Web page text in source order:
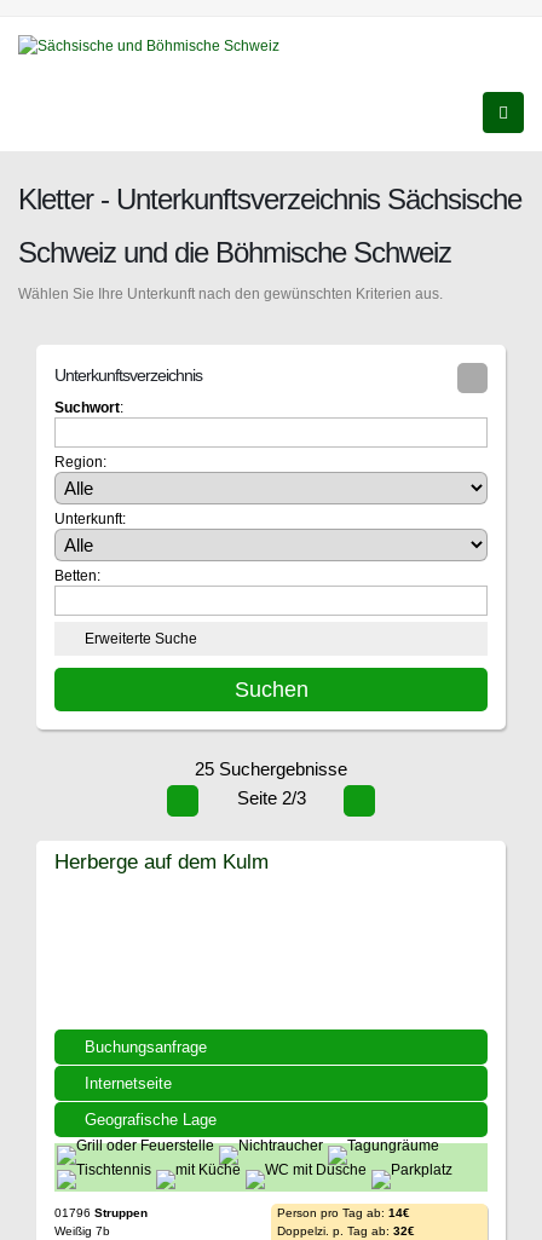
Kletter - Unterkunftsverzeichnis Sächsische
Schweiz und die Böhmische Schweiz
Wählen Sie Ihre Unterkunft nach den gewünschten Kriterien aus.
Unterkunftsverzeichnis
Suchwort:
Region:
Unterkunft:
Betten:
Erweiterte Suche
25 Suchergebnisse
Seite 2/3
Buchungsanfrage
Internetseite
Geografische Lage
Herberge auf dem Kulm
01796 Struppen
Weißig 7b
Person pro Tag ab: 14€
Doppelzi. p. Tag ab: 32€